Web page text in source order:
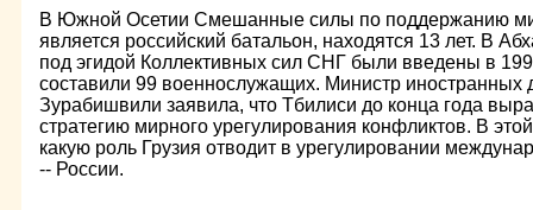
В Южной Осетии Смешанные силы по поддержанию
является российский батальон, находятся 13 лет. В
под эгидой Коллективных сил СНГ были введены в
составили 99 военнослужащих. Министр иностранных
Зурабишвили заявила, что Тбилиси до конца года
стратегию мирного урегулирования конфликтов. В
какую роль Грузия отводит в урегулировании
-- России.